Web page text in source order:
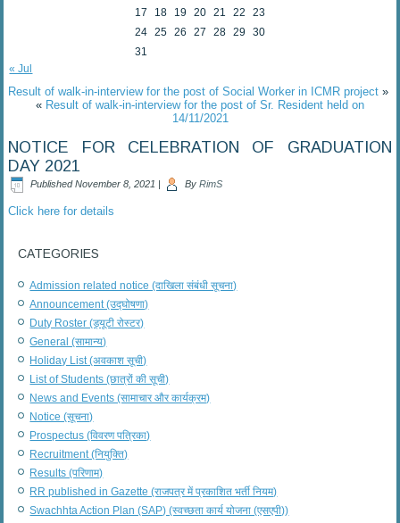
17
18 19 20 21 22
23
24 25 26 27 28 29
30
31
« Jul
Result of walk-in-interview for the post of Social Worker in ICMR project »
« Result of walk-in-interview for the post of Sr. Resident held on
14/11/2021
NOTICE FOR CELEBRATION OF GRADUATION
DAY 2021
Published November 8, 2021 | By RimS
Click here for details
CATEGORIES
Admission related notice (दाखिला संबंधी सूचना)
Announcement (उद्घोषणा)
Duty Roster (ड्यूटी रोस्टर)
General (सामान्य)
Holiday List (अवकाश सूची)
List of Students (छात्रों की सूची)
News and Events (सामाचार और कार्यक्रम)
Notice (सूचना)
Prospectus (विवरण पत्रिका)
Recruitment (नियुक्ति)
Results (परिणाम)
RR published in Gazette (राजपत्र में प्रकाशित भर्ती नियम)
Swachhta Action Plan (SAP) (स्वच्छता कार्य योजना (एसएपी))